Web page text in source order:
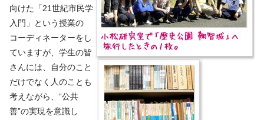
向けた「21世紀市民学
入門」という授業の
コーディネーターをし
ていますが、学生の皆
さんには、自分のこと
だけでなく人のことも
考えながら、“公共
善”の実現を意識し